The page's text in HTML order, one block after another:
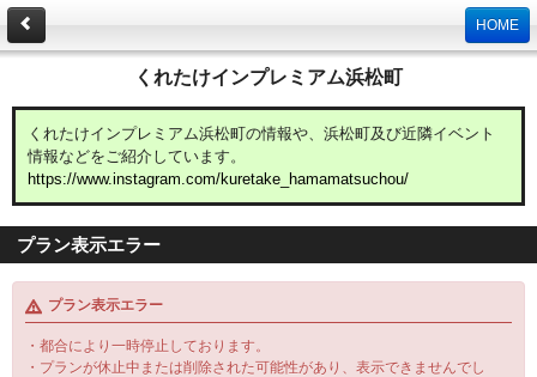
HOME
くれたけインプレミアム浜松町
くれたけインプレミアム浜松町の情報や、浜松町及び近隣イベント
情報などをご紹介しています。
https://www.instagram.com/kuretake_hamamatsuchou/
プラン表示エラー
プラン表示エラー
・都合により一時停止しております。
・プランが休止中または削除された可能性があり、表示できませんでし